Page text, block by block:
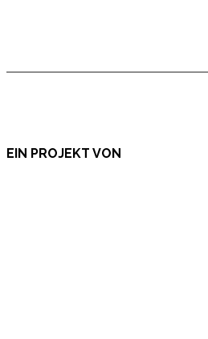
EIN PROJEKT VON